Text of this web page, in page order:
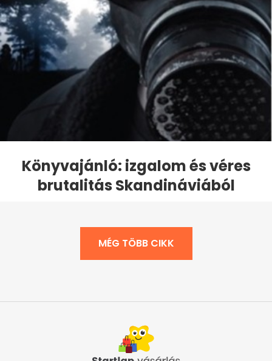
Könyvajánló: izgalom és véres
brutalitás Skandináviából
MÉG TÖBB CIKK